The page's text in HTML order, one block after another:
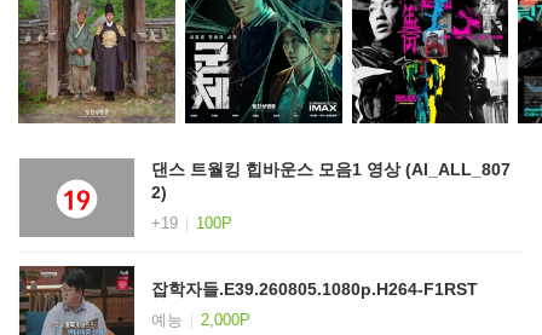
댄스 트월킹 힙바운스 모음1 영상 (AI_ALL_807
2)
+19 100P
잡학자들.E39.260805.1080p.H264-F1RST
예능 2,000P